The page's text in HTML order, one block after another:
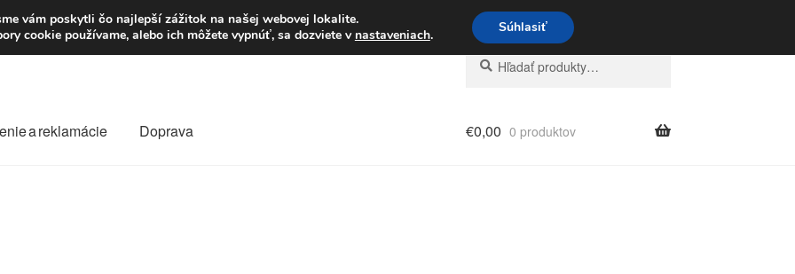
Po–Pi 09:00–16:00 233 221 276
Hľadať:
Vyhľadávanie
a reklamácie Doprava €0,00 0 produktov
vám poskytli čo najlepší zážitok na našej webovej lokalite.
cookie používame, alebo ich môžete vypnúť, sa dozviete v nastaveniach. Súhlasiť